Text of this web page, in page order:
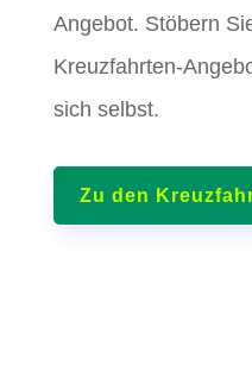
Angebot. Stöbern
Kreuzfahrten-
sich selbst.
Zu den